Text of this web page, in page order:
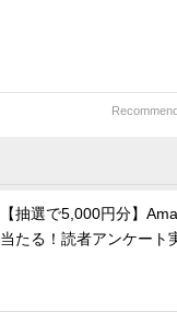
【抽選で5,000円分】
当たる！読者アンケート